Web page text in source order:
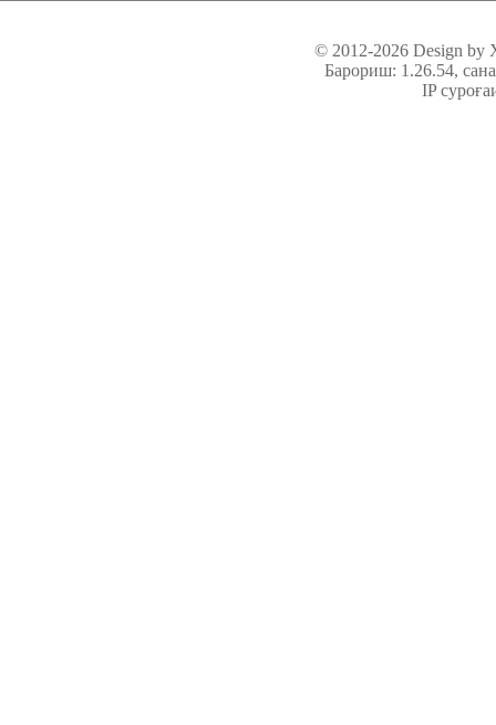
© 2012-2026 Design
Барориш: 1.26.54,
IP